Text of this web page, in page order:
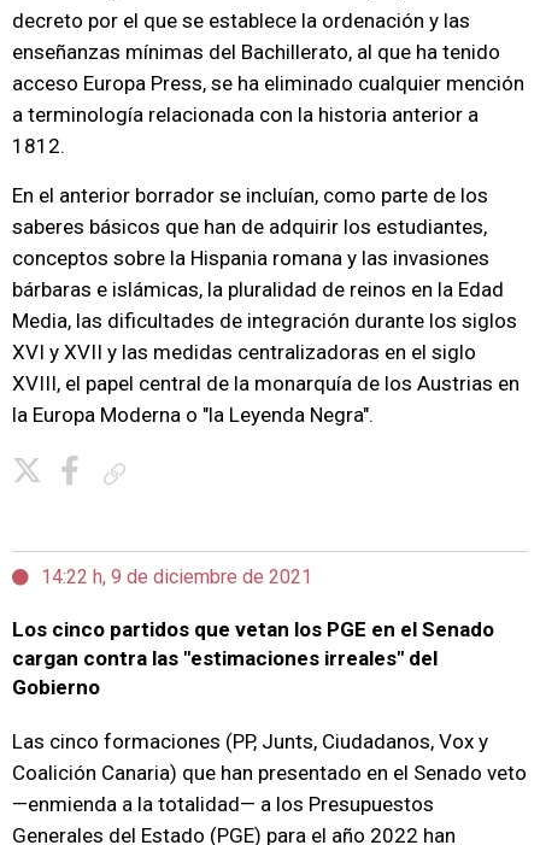
decreto por el que se establece la ordenación y las
enseñanzas mínimas del Bachillerato, al que ha tenido
acceso Europa Press, se ha eliminado cualquier mención
a terminología relacionada con la historia anterior a
1812.
En el anterior borrador se incluían, como parte de los
saberes básicos que han de adquirir los estudiantes,
conceptos sobre la Hispania romana y las invasiones
bárbaras e islámicas, la pluralidad de reinos en la Edad
Media, las dificultades de integración durante los siglos
XVI y XVII y las medidas centralizadoras en el siglo
XVIII, el papel central de la monarquía de los Austrias en
la Europa Moderna o "la Leyenda Negra".
14:22 h, 9 de diciembre de 2021
Los cinco partidos que vetan los PGE en el Senado
cargan contra las "estimaciones irreales" del
Gobierno
Las cinco formaciones (PP, Junts, Ciudadanos, Vox y
Coalición Canaria) que han presentado en el Senado veto
—enmienda a la totalidad— a los Presupuestos
Generales del Estado (PGE) para el año 2022 han